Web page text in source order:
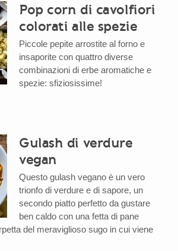
Pop corn di cavolfiori
colorati alle spezie
Piccole pepite arrostite al forno e
insaporite con quattro diverse
combinazioni di erbe aromatiche e
spezie: sfiziosissime!
Gulash di verdure
vegan
Questo gulash vegano è un vero
trionfo di verdure e di sapore, un
secondo piatto perfetto da gustare
ben caldo con una fetta di pane
del meraviglioso sugo in cui viene